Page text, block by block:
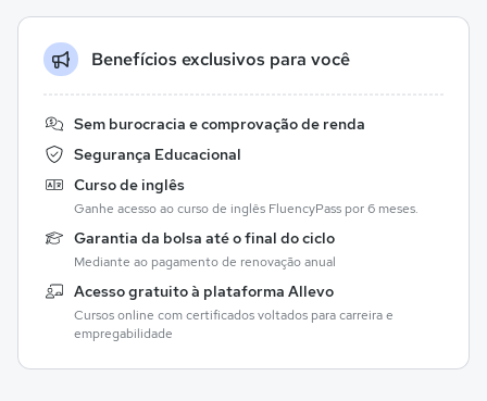
Benefícios exclusivos para você
Sem burocracia e comprovação de renda
Segurança Educacional
Curso de inglês
Ganhe acesso ao curso de inglês FluencyPass por 6 meses.
Garantia da bolsa até o final do ciclo
Mediante ao pagamento de renovação anual
Acesso gratuito à plataforma Allevo
Cursos online com certificados voltados para carreira e
empregabilidade